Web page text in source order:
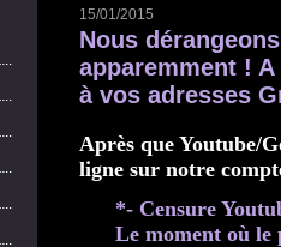
15/01/2015
Nous
apparemment !
à vos adresses
Après que Youtube/
ligne sur notre
*- Censure
Le moment où le